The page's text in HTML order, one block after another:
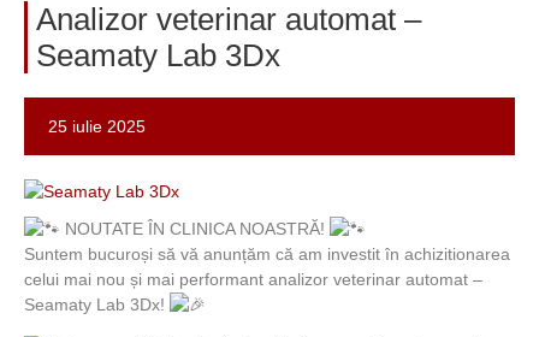
Analizor veterinar automat –
Seamaty Lab 3Dx
25 iulie 2025
NOUTATE ÎN CLINICA NOASTRĂ!
Suntem bucuroși să vă anunțăm că am investit în achizitionarea
celui mai nou și mai performant analizor veterinar automat –
Seamaty Lab 3Dx!